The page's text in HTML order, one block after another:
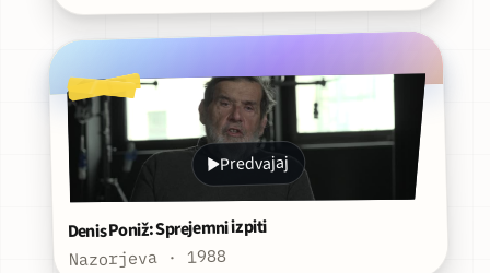
Predvajaj
Denis Poniž: Sprejemni izpiti
Nazorjeva · 1988